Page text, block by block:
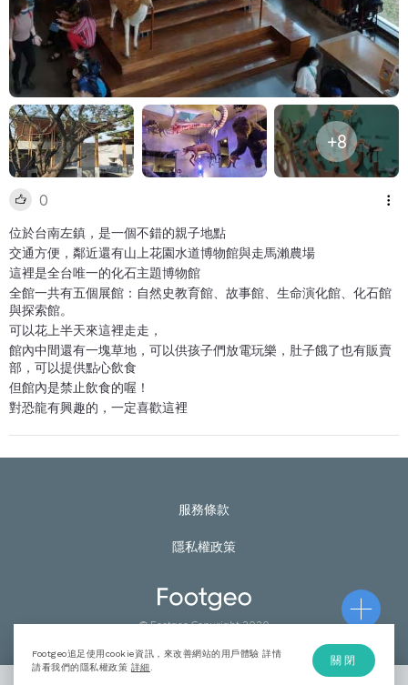
+8
0
位於台南左鎮，是一個不錯的親子地點
交通方便，鄰近還有山上花園水道博物館與走馬瀨農場
這裡是全台唯一的化石主題博物館
全館一共有五個展館：自然史教育館、故事館、生命演化館、化石館
與探索館。
可以花上半天來這裡走走，
館內中間還有一塊草地，可以供孩子們放電玩樂，肚子餓了也有販賣
部，可以提供點心飲食
但館內是禁止飲食的喔！
對恐龍有興趣的，一定喜歡這裡
服務條款
隱私權政策
© Footgeo Copyright 2020
Footgeo追足使用cookie資訊，來改善網站的用戶體驗 詳情
請看我們的隱私權政策 詳細
關閉